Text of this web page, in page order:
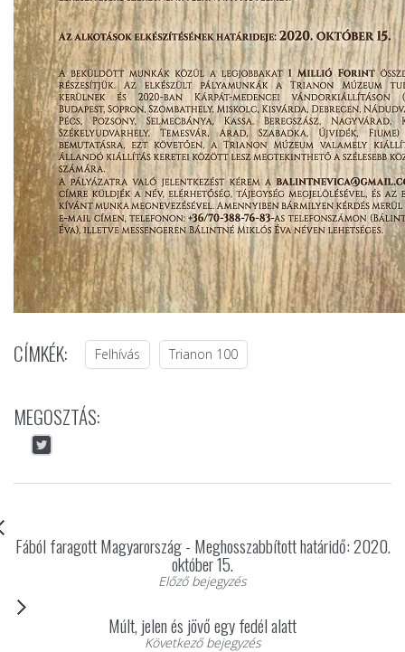
CÍMKÉK: Felhívás Trianon 100
MEGOSZTÁS:
Fából faragott Magyarország - Meghosszabbított határidő: 2020.
október 15.
Előző bejegyzés
Múlt, jelen és jövő egy fedél alatt
Következő bejegyzés